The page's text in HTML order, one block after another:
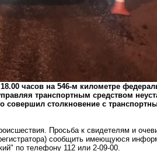
часов на 546-м километре
транспортным средством
совершил столкновение с
Просьба к свидетелям и
сообщить имеющуюся
по телефону 112 или 2-09-00.